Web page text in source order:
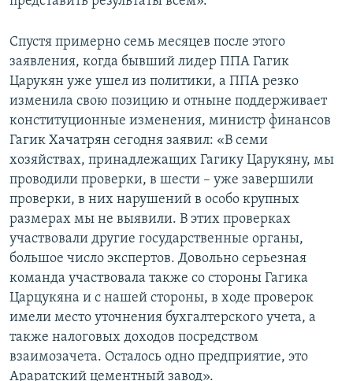
Спустя примерно семь месяцев после этого
заявления, когда бывший лидер ППА Гагик
Царукян уже ушел из политики, а ППА резко
изменила свою позицию и отныне поддерживает
конституционные изменения, министр финансов
Гагик Хачатрян сегодня заявил: «В семи
хозяйствах, принадлежащих Гагику Царукяну, мы
проводили проверки, в шести – уже завершили
проверки, в них нарушений в особо крупных
размерах мы не выявили. В этих проверках
участвовали другие государственные органы,
большое число экспертов. Довольно серьезная
команда участвовала также со стороны Гагика
Царцукяна и с нашей стороны, в ходе проверок
имели место уточнения бухгалтерского учета, а
также налоговых доходов посредством
взаимозачета. Осталось одно предприятие, это
Араратский цементный завод».